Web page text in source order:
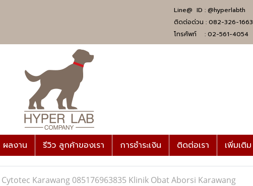
Line@ ID : @hyperlabth
ติดต่อด่วน : 082-326-1663
โทรศัพท์ : 02-561-4054
ผลงาน รีวิว ลูกค้าของเรา การชำระเงิน ติดต่อเรา เพิ่มเติม
Cytotec Karawang ​​085176963835​ Klinik Obat Aborsi Karawang